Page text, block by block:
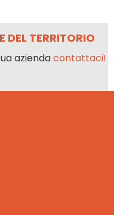
DEL TERRITORIO
aziendacontattaci!